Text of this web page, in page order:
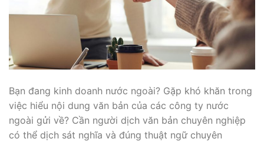
Bạn đang kinh doanh nước ngoài? Gặp khó khăn trong
việc hiểu nội dung văn bản của các công ty nước
ngoài gửi về? Cần người dịch văn bản chuyên nghiệp
có thể dịch sát nghĩa và đúng thuật ngữ chuyên